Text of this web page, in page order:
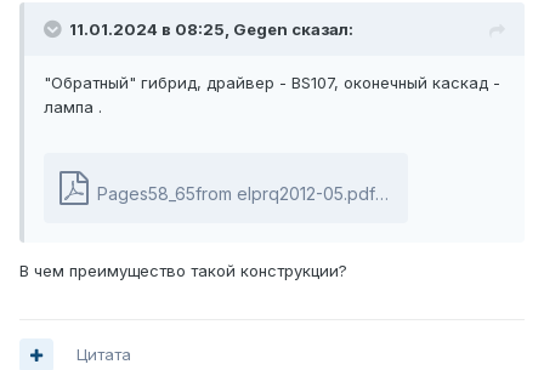
11.01.2024 в 08:25, Gegen сказал:
"Обратный" гибрид, драйвер - BS107, оконечный каскад -
лампа .
Pages58_65from elprq2012-05.pdf 1.78 \u041c\u0431
В чем преимущество такой конструкции?
Цитата